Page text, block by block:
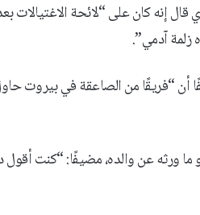
إنه كان على “لائحة الاغتيالات
آدمي”.
أن “فريقًا من الصاعقة في بيروت
ورثه عن والده، مضيفًا: “كنت أقول